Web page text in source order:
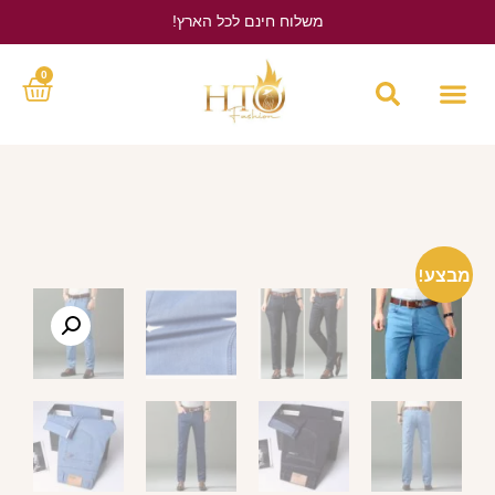
משלוח חינם לכל הארץ!
0
מבצע!